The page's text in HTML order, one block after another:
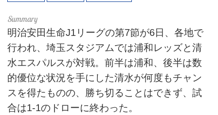
明治安田生命J1リーグの第7節が6日、各地で
行われ、埼玉スタジアムでは浦和レッズと清
水エスパルスが対戦。前半は浦和、後半は数
的優位な状況を手にした清水が何度もチャン
スを得たものの、勝ち切ることはできず、試
合は1-1のドローに終わった。